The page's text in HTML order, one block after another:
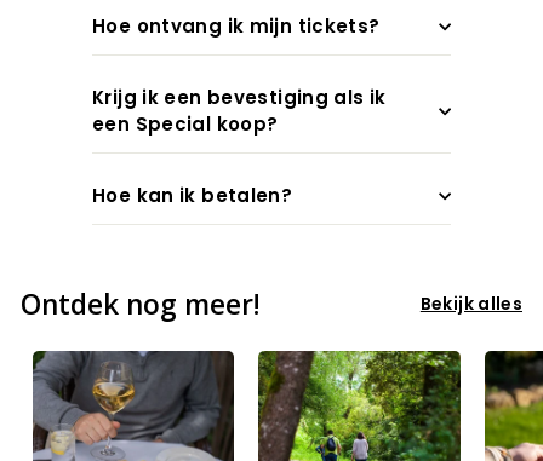
Hoe ontvang ik mijn tickets?
Krijg ik een bevestiging als ik
een Special koop?
Hoe kan ik betalen?
Ontdek nog meer! Bekijk alles